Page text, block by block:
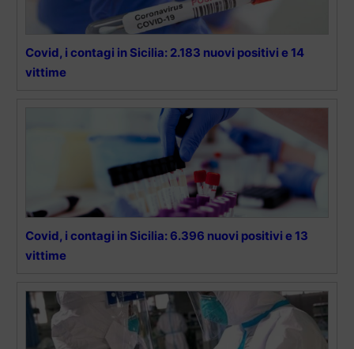
Covid, i contagi in Sicilia: 2.183 nuovi positivi e 14
vittime
Covid, i contagi in Sicilia: 6.396 nuovi positivi e 13
vittime